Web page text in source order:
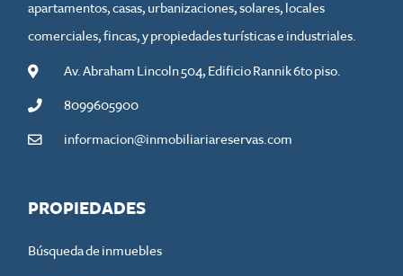
apartamentos, casas, urbanizaciones, solares, locales
comerciales, fincas, y propiedades turísticas e industriales.
Av. Abraham Lincoln 504, Edificio Rannik 6to piso.
8099605900
informacion@inmobiliariareservas.com
PROPIEDADES
Búsqueda de inmuebles